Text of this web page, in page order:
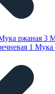
ржаная 3
1 Мука